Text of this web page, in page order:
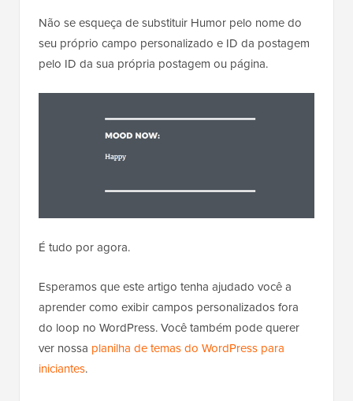
pelo ID da sua própria postagem ou página.
Esperamos que este artigo tenha ajudado você a
do loop no WordPress. Você também pode querer
ver nossaplanilha de temas do WordPress para
iniciantes.
Se você gostou deste artigo, por favor, inscreva-se